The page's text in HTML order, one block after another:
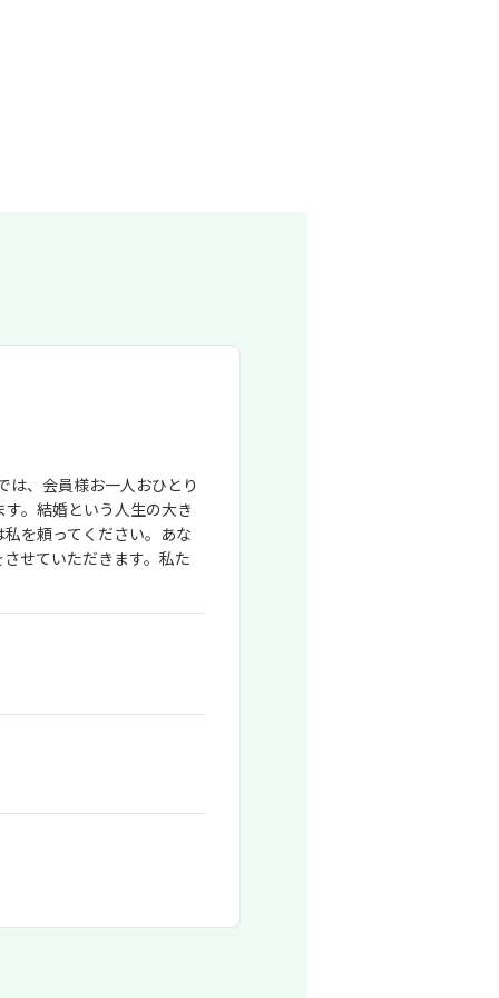
は、会員様お一人おひとり
。結婚という人生の大き
を頼ってください。あな
せていただきます。私た